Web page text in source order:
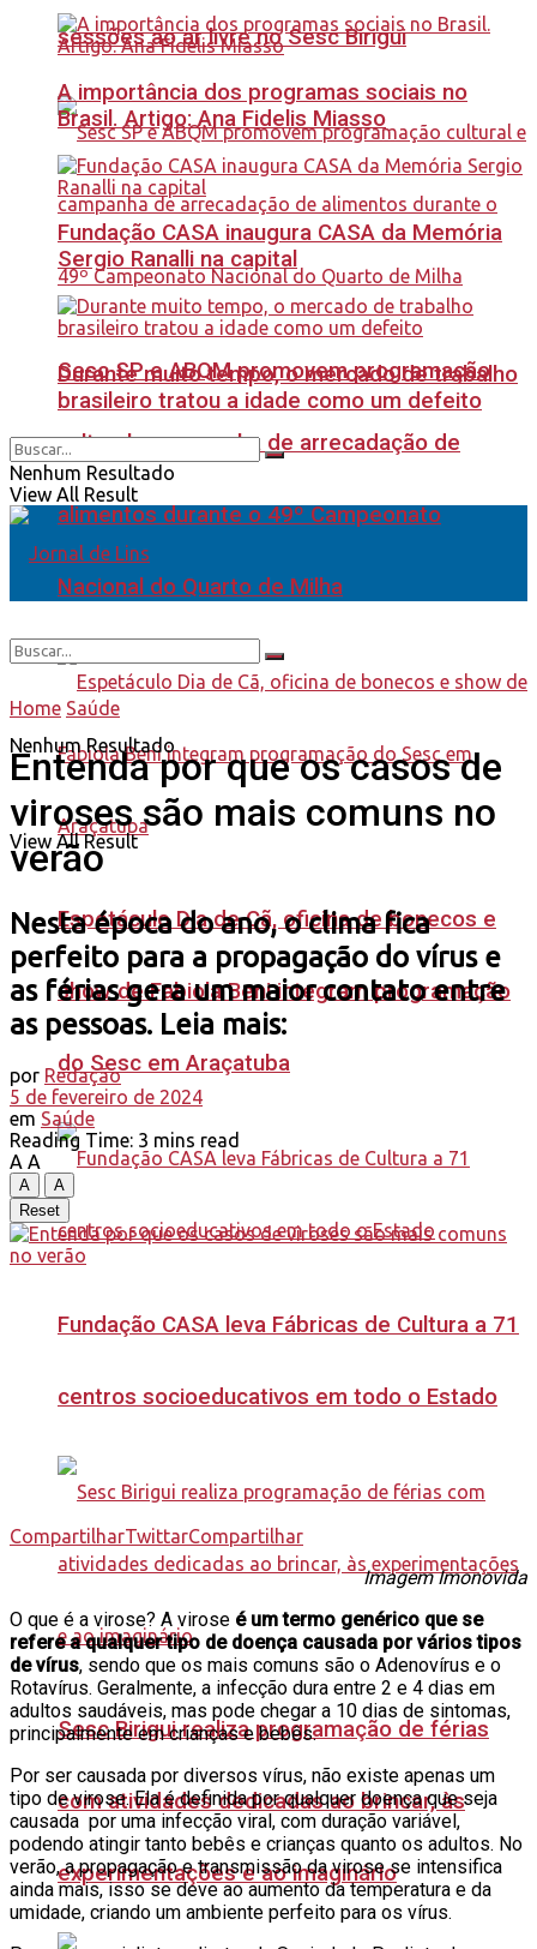
sessões ao ar livre no Sesc Birigui
Sesc SP e ABQM promovem programação
cultural e campanha de arrecadação de
alimentos durante o 49º Campeonato
Nacional do Quarto de Milha
Espetáculo Dia de Cã, oficina de bonecos e
show de Fabiola Beni integram programação
do Sesc em Araçatuba
Fundação CASA leva Fábricas de Cultura a 71
centros socioeducativos em todo o Estado
Sesc Birigui realiza programação de férias
com atividades dedicadas ao brincar, às
experimentações e ao imaginário
A importância dos programas sociais no
Brasil. Artigo: Ana Fidelis Miasso
Fundação CASA inaugura CASA da Memória
Sergio Ranalli na capital
Durante muito tempo, o mercado de trabalho
brasileiro tratou a idade como um defeito
Nenhum Resultado
View All Result
Nenhum Resultado
View All Result
Home Saúde
Entenda por que os casos de
viroses são mais comuns no
verão
Nesta época do ano, o clima fica
perfeito para a propagação do vírus e
as férias gera um maior contato entre
as pessoas. Leia mais:
por Redação
5 de fevereiro de 2024
em Saúde
Reading Time: 3 mins read
A A
A
A
Reset
CompartilharTwittarCompartilhar
Imagem Imonovida
O que é a virose? A virose é um termo genérico que se
refere a qualquer tipo de doença causada por vários tipos
de vírus, sendo que os mais comuns são o Adenovírus e o
Rotavírus. Geralmente, a infecção dura entre 2 e 4 dias em
adultos saudáveis, mas pode chegar a 10 dias de sintomas,
principalmente em crianças e bebês.
Por ser causada por diversos vírus, não existe apenas um
tipo de virose. Ela é definida por qualquer doença que seja
causada por uma infecção viral, com duração variável,
podendo atingir tanto bebês e crianças quanto os adultos. No
verão, a propagação e transmissão da virose se intensifica
ainda mais, isso se deve ao aumento da temperatura e da
umidade, criando um ambiente perfeito para os vírus.